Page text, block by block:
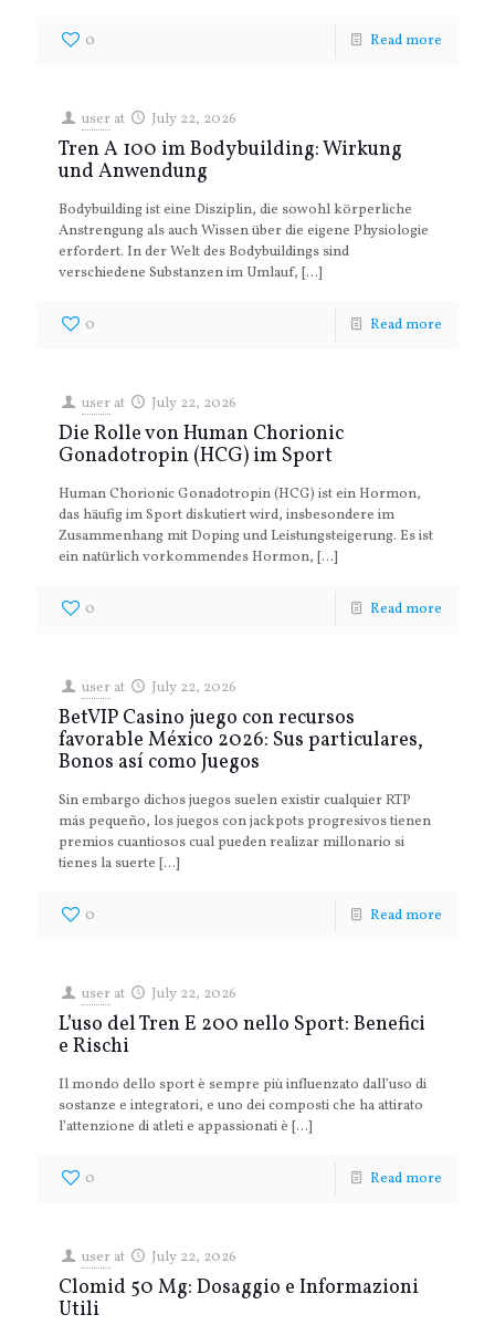
0 Read more
user at July 22, 2026
Tren A 100 im Bodybuilding: Wirkung
und Anwendung
Bodybuilding ist eine Disziplin, die sowohl körperliche
Anstrengung als auch Wissen über die eigene Physiologie
erfordert. In der Welt des Bodybuildings sind
verschiedene Substanzen im Umlauf, […]
0 Read more
user at July 22, 2026
Die Rolle von Human Chorionic
Gonadotropin (HCG) im Sport
Human Chorionic Gonadotropin (HCG) ist ein Hormon,
das häufig im Sport diskutiert wird, insbesondere im
Zusammenhang mit Doping und Leistungsteigerung. Es ist
ein natürlich vorkommendes Hormon, […]
0 Read more
user at July 22, 2026
BetVIP Casino juego con recursos
favorable México 2026: Sus particulares,
Bonos así­ como Juegos
Sin embargo dichos juegos suelen existir cualquier RTP
más pequeño, los juegos con jackpots progresivos tienen
premios cuantiosos cual pueden realizar millonario si
tienes la suerte […]
0 Read more
user at July 22, 2026
L’uso del Tren E 200 nello Sport: Benefici
e Rischi
Il mondo dello sport è sempre più influenzato dall’uso di
sostanze e integratori, e uno dei composti che ha attirato
l’attenzione di atleti e appassionati è […]
0 Read more
user at July 22, 2026
Clomid 50 Mg: Dosaggio e Informazioni
Utili